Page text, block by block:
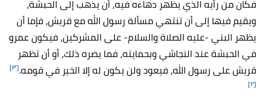
فكان من رأيه الذي يظهر دهاءه فيه، أن يذهب إلى الحبشة،
ويقيم فيها إلى أن تنتهي مسألة رسول الله مع قريش، فإما أن
يظهر البني -عليه الصلاة والسلام- على المشركين، فيكون عمرو
في الحبشة عند النجاشي وبحمايته، فما يضره ذلك، أو أن تظهر
قريش على رسول الله، فيعود ولن يكون له إلا الخير في قومه.[٣]
[٢]